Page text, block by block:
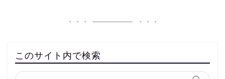
このサイト内で検索